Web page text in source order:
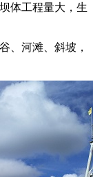
体工程量大，生
、河滩、斜坡，